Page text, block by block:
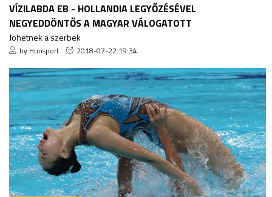
VÍZILABDA EB - HOLLANDIA LEGYŐZÉSÉVEL
NEGYEDDÖNTŐS A MAGYAR VÁLOGATOTT
Jöhetnek a szerbek
by Hunsport 2018-07-22 19:34